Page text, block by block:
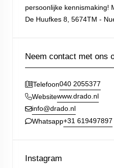
persoonlijke kennismaking!
De Huufkes 8, 5674TM -
Neem contact met ons
Telefoon040 2055377
Websitewww.drado.nl
info@drado.nl
Whatsapp+31 619497897
Instagram